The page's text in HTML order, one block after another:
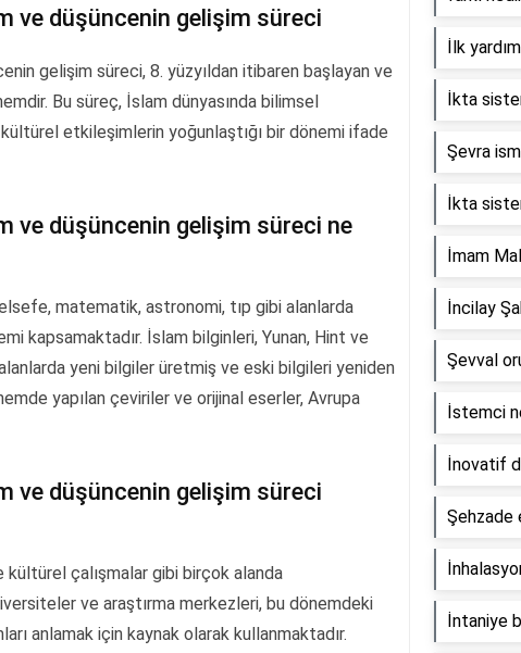
ve düşüncenin gelişim süreci
gelişim süreci, 8. yüzyıldan itibaren başlayan ve
Bu süreç, İslam dünyasında bilimsel
etkileşimlerin yoğunlaştığı bir dönemi ifade
ve düşüncenin gelişim süreci ne
matematik, astronomi, tıp gibi alanlarda
kapsamaktadır. İslam bilginleri, Yunan, Hint ve
yeni bilgiler üretmiş ve eski bilgileri yeniden
yapılan çeviriler ve orijinal eserler, Avrupa
ve düşüncenin gelişim süreci
çalışmalar gibi birçok alanda
ve araştırma merkezleri, bu dönemdeki
anlamak için kaynak olarak kullanmaktadır.
İlk
İkta
Şevra
İkta
İmam
İncilay
Şevval
İstemci
İnovatif
Şehzade
İntaniye